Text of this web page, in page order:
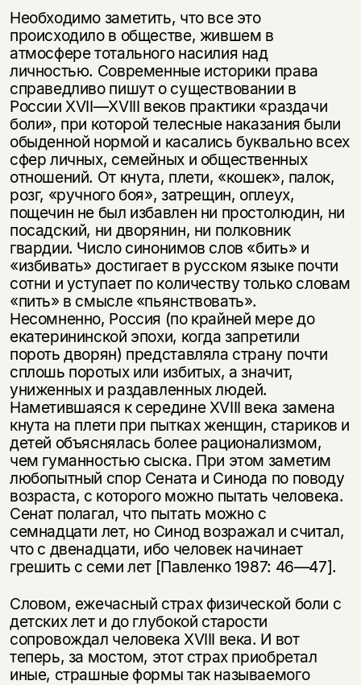
Необходимо заметить, что все это
происходило в обществе, жившем в
атмосфере тотального насилия над
личностью. Современные историки права
справедливо пишут о существовании в
России XVII—XVIII веков практики «раздачи
боли», при которой телесные наказания были
обыденной нормой и касались буквально всех
сфер личных, семейных и общественных
отношений. От кнута, плети, «кошек», палок,
розг, «ручного боя», затрещин, оплеух,
пощечин не был избавлен ни простолюдин, ни
посадский, ни дворянин, ни полковник
гвардии. Число синонимов слов «бить» и
«избивать» достигает в русском языке почти
сотни и уступает по количеству только словам
«пить» в смысле «пьянствовать».
Несомненно, Россия (по крайней мере до
екатерининской эпохи, когда запретили
пороть дворян) представляла страну почти
сплошь поротых или избитых, а значит,
униженных и раздавленных людей.
Наметившаяся к середине XVIII века замена
кнута на плети при пытках женщин, стариков и
детей объяснялась более рационализмом,
чем гуманностью сыска. При этом заметим
любопытный спор Сената и Синода по поводу
возраста, с которого можно пытать человека.
Сенат полагал, что пытать можно с
семнадцати лет, но Синод возражал и считал,
что с двенадцати, ибо человек начинает
грешить с семи лет [Павленко 1987: 46—47].
Словом, ежечасный страх физической боли с
детских лет и до глубокой старости
сопровождал человека XVIII века. И вот
теперь, за мостом, этот страх приобретал
иные, страшные формы так называемого